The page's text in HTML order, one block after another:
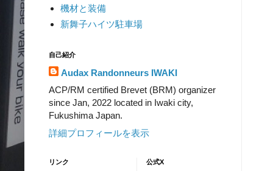
機材と装備
新舞子ハイツ駐車場
自己紹介
Audax Randonneurs IWAKI
ACP/RM certified Brevet (BRM) organizer
since Jan, 2022 located in Iwaki city,
Fukushima Japan.
詳細プロフィールを表示
リンク 公式X